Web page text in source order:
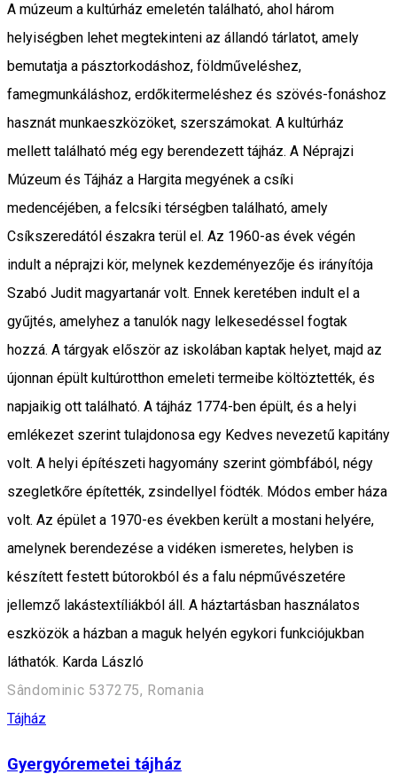
A múzeum a kultúrház emeletén található, ahol három
helyiségben lehet megtekinteni az állandó tárlatot, amely
bemutatja a pásztorkodáshoz, földműveléshez,
famegmunkáláshoz, erdőkitermeléshez és szövés-fonáshoz
hasznát munkaeszközöket, szerszámokat. A kultúrház
mellett található még egy berendezett tájház. A Néprajzi
Múzeum és Tájház a Hargita megyének a csíki
medencéjében, a felcsíki térségben található, amely
Csíkszeredától északra terül el. Az 1960-as évek végén
indult a néprajzi kör, melynek kezdeményezője és irányítója
Szabó Judit magyartanár volt. Ennek keretében indult el a
gyűjtés, amelyhez a tanulók nagy lelkesedéssel fogtak
hozzá. A tárgyak először az iskolában kaptak helyet, majd az
újonnan épült kultúrotthon emeleti termeibe költöztették, és
napjaikig ott található. A tájház 1774-ben épült, és a helyi
emlékezet szerint tulajdonosa egy Kedves nevezetű kapitány
volt. A helyi építészeti hagyomány szerint gömbfából, négy
szegletkőre építették, zsindellyel födték. Módos ember háza
volt. Az épület a 1970-es években került a mostani helyére,
amelynek berendezése a vidéken ismeretes, helyben is
készített festett bútorokból és a falu népművészetére
jellemző lakástextíliákból áll. A háztartásban használatos
eszközök a házban a maguk helyén egykori funkciójukban
láthatók. Karda László
Sândominic 537275, Romania
Tájház
Gyergyóremetei tájház